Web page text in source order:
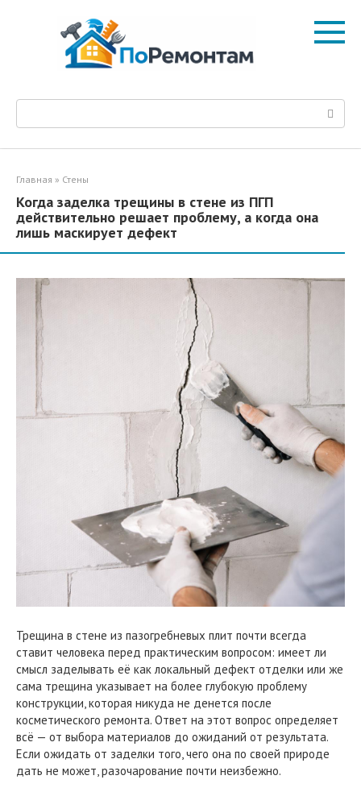
Поиск:
Главная » Стены
Когда заделка трещины в стене из ПГП
действительно решает проблему, а когда она
лишь маскирует дефект
Трещина в стене из пазогребневых плит почти всегда
ставит человека перед практическим вопросом: имеет ли
смысл заделывать её как локальный дефект отделки или же
сама трещина указывает на более глубокую проблему
конструкции, которая никуда не денется после
косметического ремонта. Ответ на этот вопрос определяет
всё — от выбора материалов до ожиданий от результата.
Если ожидать от заделки того, чего она по своей природе
дать не может, разочарование почти неизбежно.